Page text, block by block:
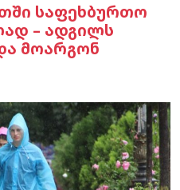
საფეხბურთო
– ადგილს
მოარგონ